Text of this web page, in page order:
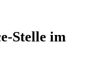
Stelle im